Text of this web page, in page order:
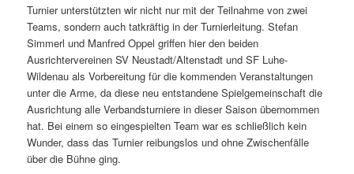
Turnier unterstützten wir nicht nur mit der Teilnahme von zwei
Teams, sondern auch tatkräftig in der Turnierleitung. Stefan
Simmerl und Manfred Oppel griffen hier den beiden
Ausrichtervereinen SV Neustadt/Altenstadt und SF Luhe-
Wildenau als Vorbereitung für die kommenden Veranstaltungen
unter die Arme, da diese neu entstandene Spielgemeinschaft die
Ausrichtung alle Verbandsturniere in dieser Saison übernommen
hat. Bei einem so eingespielten Team war es schließlich kein
Wunder, dass das Turnier reibungslos und ohne Zwischenfälle
über die Bühne ging.